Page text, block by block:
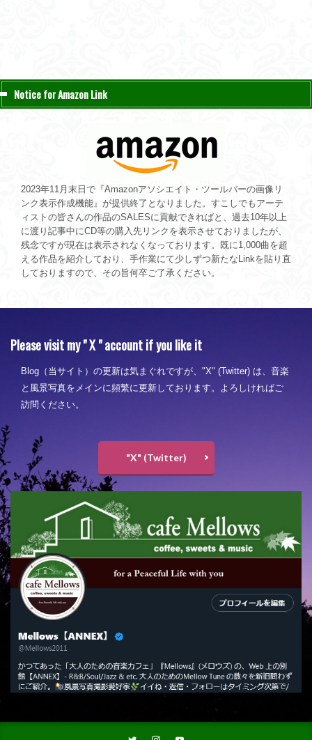
Notice for Amazon Link
2023年11月末日で『Amazonアソシエイト・ツールバーの画像リ
ンク表示作成機能』が提供終了となりました。すこしでもアーテ
ィストの皆さんの作品のSALESに貢献できればと、過去10年以上
に渡り記事中にCD等の購入先リンクを表示させておりましたが、
残念ですが現在は表示されなくなっております。既に1,000曲を超
える作品を紹介しており、手作業にて少しずつ新たなLinkを貼り直
しておりますので、その旨何卒ご了承ください。
Please visit my " X " account if you like it
Blog（当サイト）の更新は気まぐれですが、"X" (Twitter) は、音楽
と風景写真をメインに頻繁に更新しております。よろしければご
訪問ください。
"X" (Twitter)